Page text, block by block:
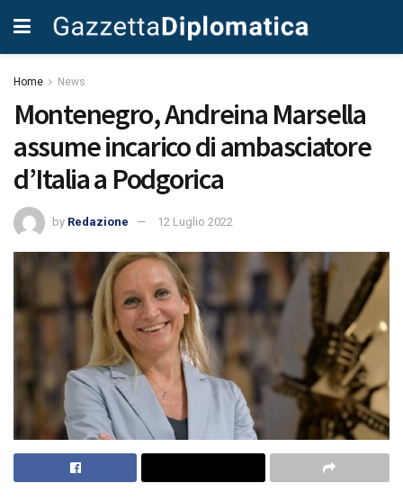
Home News
Montenegro, Andreina Marsella
assume incarico di ambasciatore
d’Italia a Podgorica
by Redazione 12 Luglio 2022